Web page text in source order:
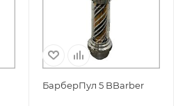
БарберПул 5 BBarber